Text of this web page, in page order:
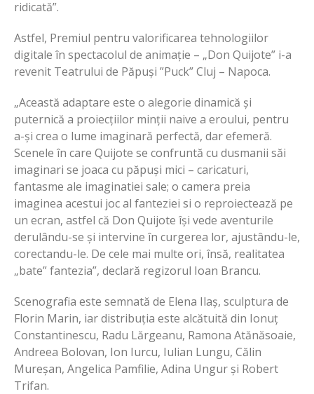
ridicată”.
Astfel, Premiul pentru valorificarea tehnologiilor
digitale în spectacolul de animație – „Don Quijote” i-a
revenit Teatrului de Păpuși ”Puck” Cluj – Napoca.
„Această adaptare este o alegorie dinamică și
puternică a proiecțiilor minții naive a eroului, pentru
a-și crea o lume imaginară perfectă, dar efemeră.
Scenele în care Quijote se confruntă cu dusmanii săi
imaginari se joaca cu păpuși mici – caricaturi,
fantasme ale imaginatiei sale; o camera preia
imaginea acestui joc al fanteziei si o reproiectează pe
un ecran, astfel că Don Quijote își vede aventurile
derulându-se și intervine în curgerea lor, ajustându-le,
corectandu-le. De cele mai multe ori, însă, realitatea
„bate” fantezia”, declară regizorul Ioan Brancu.
Scenografia este semnată de Elena Ilaș, sculptura de
Florin Marin, iar distribuția este alcătuită din Ionuț
Constantinescu, Radu Lărgeanu, Ramona Atănăsoaie,
Andreea Bolovan, Ion Iurcu, Iulian Lungu, Călin
Mureșan, Angelica Pamfilie, Adina Ungur și Robert
Trifan.